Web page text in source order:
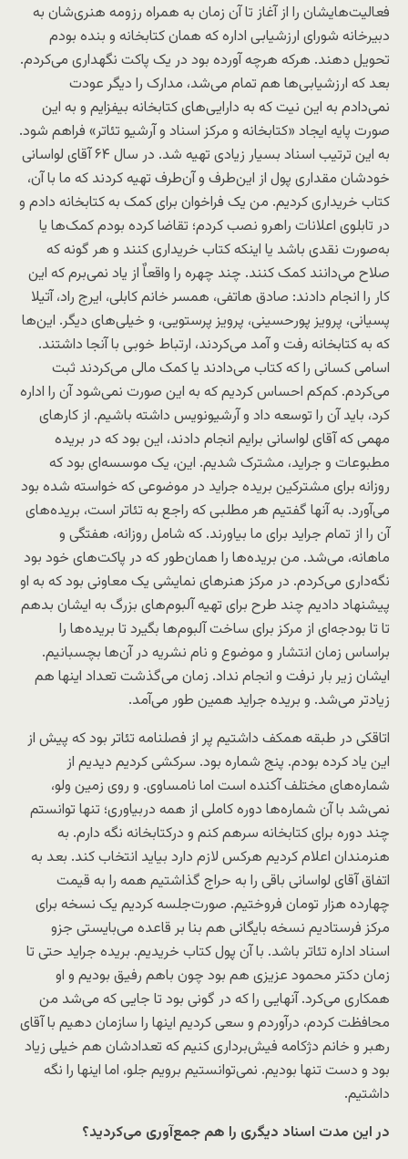
فعالیت‌هایشان را از آغاز تا آن زمان به همراه رزومه هنری‌شان به
دبیرخانه شورای ارزشیابی اداره که همان کتابخانه و بنده بودم
تحویل دهند. هرکه هرچه آورده بود در یک پاکت نگهداری می‌کردم.
بعد که ارزشیابی‌ها هم تمام می‌شد، مدارک را دیگر عودت
نمی‌دادم به این نیت که به دارایی‌های کتابخانه بیفزایم و به این
صورت پایه ایجاد «کتابخانه و مرکز اسناد و آرشیو تئاتر» فراهم شود.
به این ترتیب اسناد بسیار زیادی تهیه شد. در سال ۶۴ آقای لواسانی
خودشان مقداری پول از این‌طرف و آن‌طرف تهیه کردند که ما با آن،
کتاب خریداری کردیم. من یک فراخوان برای کمک به کتابخانه دادم و
در تابلوی اعلانات راهرو نصب کردم؛ تقاضا کرده بودم کمک‌ها یا
به‌صورت نقدی باشد یا اینکه کتاب خریداری کنند و هر گونه که
صلاح می‌دانند کمک کنند. چند چهره را واقعاٌ از یاد نمی‌برم که این
کار را انجام دادند: صادق هاتفی، همسر خانم کابلی، ایرج راد، آتیلا
پسیانی، پرویز پورحسینی، پرویز پرستویی، و خیلی‌های دیگر. این‌ها
که به کتابخانه رفت و آمد می‌کردند، ارتباط خوبی با آنجا داشتند.
اسامی کسانی را که کتاب می‌دادند یا کمک مالی می‌کردند ثبت
می‌کردم. کم‌کم احساس کردیم که به این صورت نمی‌شود آن را اداره
کرد، باید آن را توسعه داد و آرشیونویس داشته باشیم. از کارهای
مهمی که آقای لواسانی برایم انجام دادند، این بود که در بریده
مطبوعات و جراید، مشترک شدیم. این، یک موسسه‌ای بود که
روزانه برای مشترکین بریده جراید در موضوعی که خواسته شده بود
می‌آورد. به آنها گفتیم هر مطلبی که راجع به تئاتر است، بریده‌های
آن را از تمام جراید برای ما بیاورند. که شامل روزانه، هفتگی و
ماهانه، می‌شد. من بریده‌ها را همان‌طور که در پاکت‌های خود بود
نگه‌داری می‌کردم. در مرکز هنرهای نمایشی یک معاونی بود که به او
پیشنهاد دادیم چند طرح برای تهیه آلبوم‌های بزرگ به ایشان بدهم
تا تا بودجه‌ای از مرکز برای ساخت آلبوم‌ها بگیرد تا بریده‌ها را
براساس زمان انتشار و موضوع و نام نشریه در آن‌ها بچسبانیم.
ایشان زیر بار نرفت و انجام نداد. زمان می‌گذشت تعداد اینها هم
زیادتر می‌شد. و بریده جراید همین طور می‌آمد.
اتاقکی در طبقه همکف داشتیم پر از فصلنامه تئاتر بود که پیش از
این یاد کرده بودم. پنج شماره بود. سرکشی کردیم دیدیم از
شماره‌های مختلف آکنده است اما نامساوی. و روی زمین ولو،
نمی‌شد با آن شماره‌ها دوره کاملی از همه دربیاوری؛ تنها توانستم
چند دوره برای کتابخانه سرهم کنم و درکتابخانه نگه دارم. به
هنرمندان اعلام کردیم هرکس لازم دارد بیاید انتخاب کند. بعد به
اتفاق آقای لواسانی باقی را به حراج گذاشتیم همه را به قیمت
چهارده هزار تومان فروختیم. صورت‌جلسه کردیم یک نسخه برای
مرکز فرستادیم نسخه بایگانی هم بنا بر قاعده می‌بایستی جزو
اسناد اداره تئاتر باشد. با آن پول کتاب خریدیم. بریده جراید حتی تا
زمان دکتر محمود عزیزی هم بود چون باهم رفیق بودیم و او
همکاری می‌کرد. آنهایی را که در گونی بود تا جایی که می‌شد من
محافظت کردم، درآوردم و سعی کردیم اینها را سازمان دهیم با آقای
رهبر و خانم دژکامه فیش‌برداری کنیم که تعدادشان هم خیلی زیاد
بود و دست تنها بودیم. نمی‌توانستیم برویم جلو، اما اینها را نگه
داشتیم.
در این مدت اسناد دیگری را هم جمع‌آوری می‌کردید؟